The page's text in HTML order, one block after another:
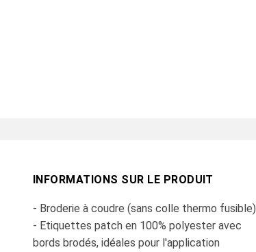
INFORMATIONS SUR LE PRODUIT
- Broderie à coudre (sans colle thermo fusible)
- Etiquettes patch en 100% polyester avec
bords brodés, idéales pour l'application